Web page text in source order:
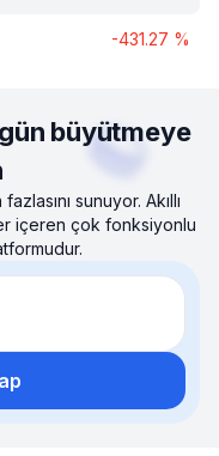
-431.27 %
büyütmeye
sunuyor. Akıllı
içeren çok fonksiyonlu